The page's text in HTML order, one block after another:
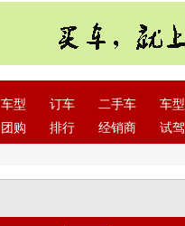
车型 订车 二手车 车
团购
排行 经销商 试